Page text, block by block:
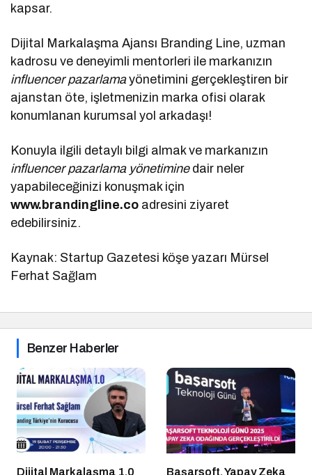
kapsar.
Dijital Markalaşma Ajansı Branding Line, uzman
kadrosu ve deneyimli mentorleri ile markanızın
influencer pazarlamayönetimini gerçekleştiren bir
ajanstan öte, işletmenizin marka ofisi olarak
konumlanan kurumsal yol arkadaşı!
Konuyla ilgili detaylı bilgi almak ve markanızın
influencer pazarlama yönetimine dair neler
yapabileceğinizi konuşmak için
www.brandingline.co adresini ziyaret
edebilirsiniz.
Kaynak: Startup Gazetesi köşe yazarı Mürsel
Ferhat Sağlam
Benzer Haberler
Dijital Markalaşma 1.0 Başarsoft, Yapay Zeka